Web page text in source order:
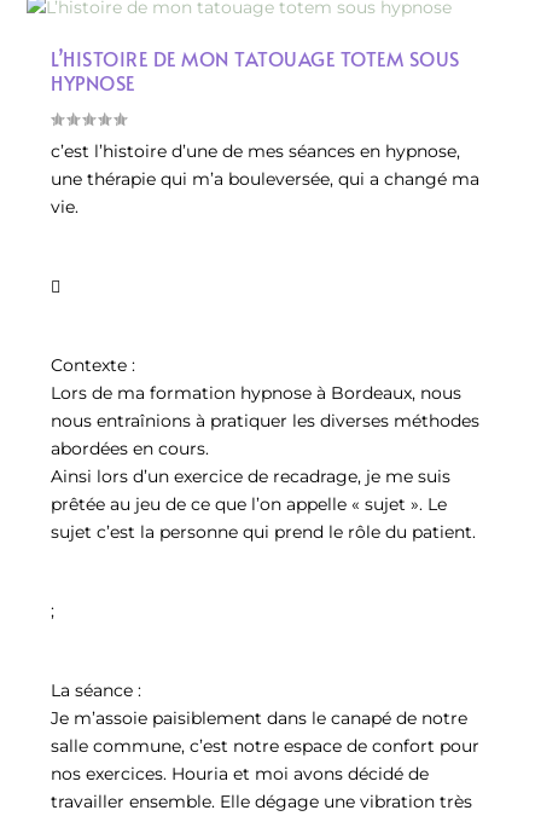
L’HISTOIRE DE MON TATOUAGE TOTEM SOUS
HYPNOSE
c’est l’histoire d’une de mes séances en hypnose,
une thérapie qui m’a bouleversée, qui a changé ma
vie.

Contexte :
Lors de ma formation hypnose à Bordeaux, nous
nous entraînions à pratiquer les diverses méthodes
abordées en cours.
Ainsi lors d’un exercice de recadrage, je me suis
prêtée au jeu de ce que l’on appelle « sujet ». Le
sujet c’est la personne qui prend le rôle du patient.
;
La séance :
Je m’assoie paisiblement dans le canapé de notre
salle commune, c’est notre espace de confort pour
nos exercices. Houria et moi avons décidé de
travailler ensemble. Elle dégage une vibration très